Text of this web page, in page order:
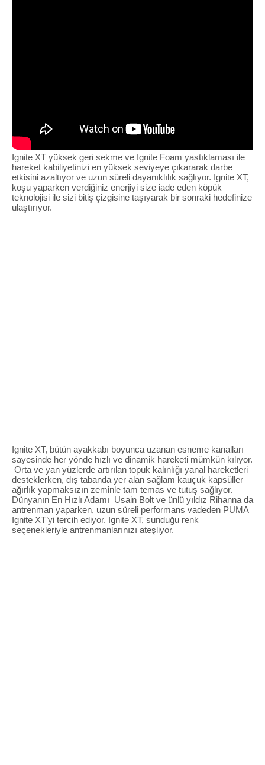
Ignite XT yüksek geri sekme ve Ignite Foam yastıklaması ile
hareket kabiliyetinizi en yüksek seviyeye çıkararak darbe
etkisini azaltıyor ve uzun süreli dayanıklılık sağlıyor. Ignite XT,
koşu yaparken verdiğiniz enerjiyi size iade eden köpük
teknolojisi ile sizi bitiş çizgisine taşıyarak bir sonraki hedefinize
ulaştırıyor.
Ignite XT, bütün ayakkabı boyunca uzanan esneme kanalları
sayesinde her yönde hızlı ve dinamik hareketi mümkün kılıyor.
Orta ve yan yüzlerde artırılan topuk kalınlığı yanal hareketleri
desteklerken, dış tabanda yer alan sağlam kauçuk kapsüller
ağırlık yapmaksızın zeminle tam temas ve tutuş sağlıyor.
Dünyanın En Hızlı Adamı Usain Bolt ve ünlü yıldız Rihanna da
antrenman yaparken, uzun süreli performans vadeden PUMA
Ignite XT’yi tercih ediyor. Ignite XT, sunduğu renk
seçenekleriyle antrenmanlarınızı ateşliyor.